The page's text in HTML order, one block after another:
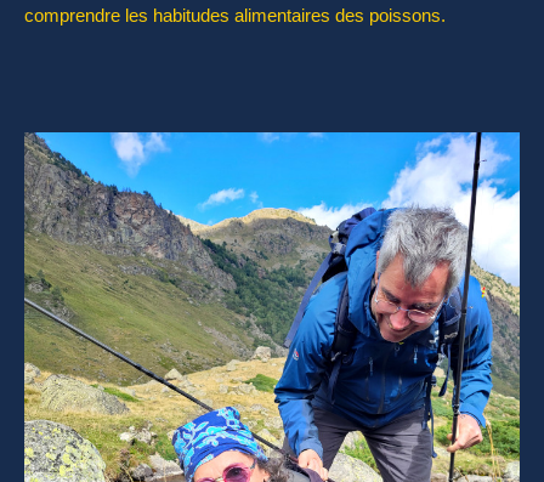
comprendre les habitudes alimentaires des poissons.